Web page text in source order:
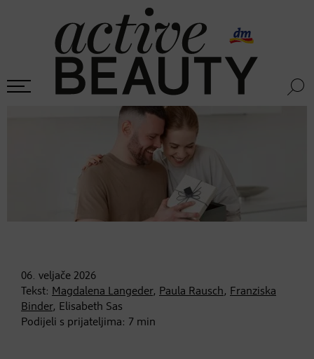
06. veljače 2026
Tekst: Magdalena Langeder, Paula Rausch, Franziska
Binder, Elisabeth Sas
Podijeli s prijateljima: 7 min